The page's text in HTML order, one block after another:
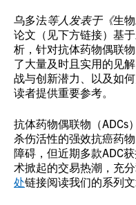
乌多法等人发表于《生
论文（见下方链接）基
析，针对抗体药物偶联
了大量及时且实用的见解
战与创新潜力、以及如
读者提供重要参考。
抗体药物偶联物（ADCs
杀伤活性的强效抗癌药
障碍，但近期多款ADC
术掀起的交易热潮，充
处链接阅读我们的系列文